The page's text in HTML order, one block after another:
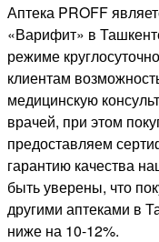
Аптека PROFF
«Варифит» в
режиме
клиентам
медицинскую
врачей, при этом
предоставляем
гарантию качества
быть уверены, что
другими аптеками в
ниже на 10-12%.